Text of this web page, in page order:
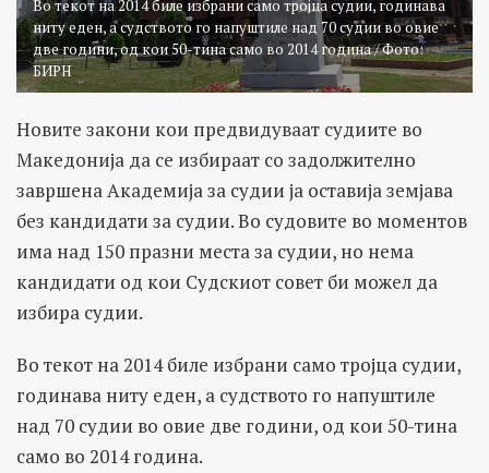
Во текот на 2014 биле избрани само тројца судии, годинава
ниту еден, а судството го напуштиле над 70 судии во овие
две години, од кои 50-тина само во 2014 година / Фото:
БИРН
Новите закони кои предвидуваат судиите во
Македонија да се избираат со задолжително
завршена Академија за судии ја оставија земјава
без кандидати за судии. Во судовите во моментов
има над 150 празни места за судии, но нема
кандидати од кои Судскиот совет би можел да
избира судии.
Во текот на 2014 биле избрани само тројца судии,
годинава ниту еден, а судството го напуштиле
над 70 судии во овие две години, од кои 50-тина
само во 2014 година.